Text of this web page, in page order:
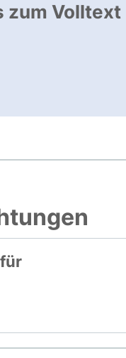
zum Volltext
neues